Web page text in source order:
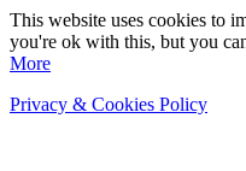
This website uses cookies to
you're ok with this, but you
More
Privacy & Cookies Policy